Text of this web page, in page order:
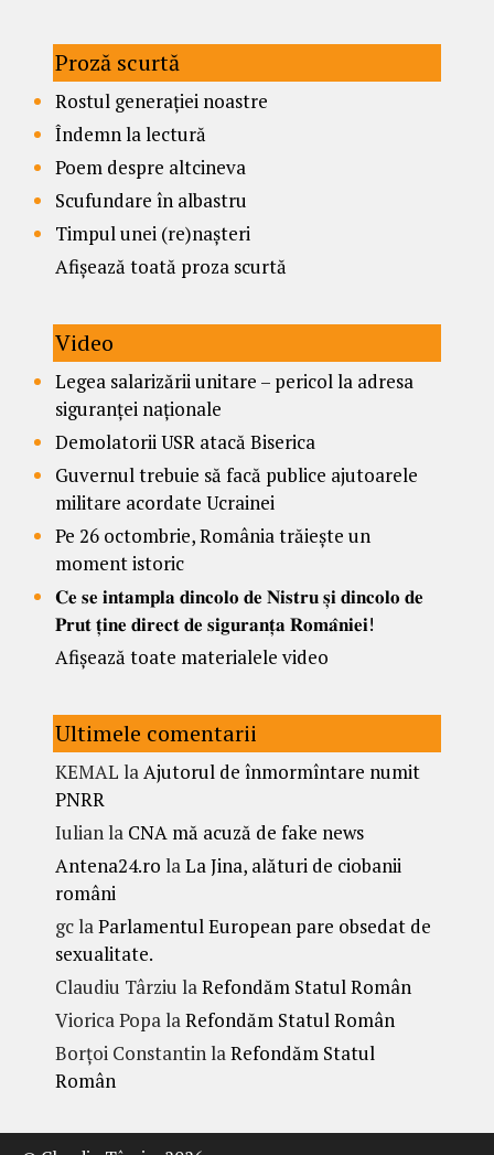
Proză scurtă
Rostul generației noastre
Îndemn la lectură
Poem despre altcineva
Scufundare în albastru
Timpul unei (re)nașteri
Afișează toată proza scurtă
Video
Legea salarizării unitare – pericol la adresa
siguranței naționale
Demolatorii USR atacă Biserica
Guvernul trebuie să facă publice ajutoarele
militare acordate Ucrainei
Pe 26 octombrie, România trăiește un
moment istoric
𝐂𝐞 𝐬𝐞 𝐢𝐧𝐭𝐚𝐦𝐩𝐥𝐚 𝐝𝐢𝐧𝐜𝐨𝐥𝐨 𝐝𝐞 𝐍𝐢𝐬𝐭𝐫𝐮 𝐬̦𝐢 𝐝𝐢𝐧𝐜𝐨𝐥𝐨 𝐝𝐞
𝐏𝐫𝐮𝐭 𝐭̦𝐢𝐧𝐞 𝐝𝐢𝐫𝐞𝐜𝐭 𝐝𝐞 𝐬𝐢𝐠𝐮𝐫𝐚𝐧𝐭̦𝐚 𝐑𝐨𝐦𝐚̂𝐧𝐢𝐞𝐢!
Afișează toate materialele video
Ultimele comentarii
KEMAL laAjutorul de înmormîntare numit
PNRR
Iulianla CNA mă acuză de fake news
Antena24.ro laLa Jina, alături de ciobanii
români
gclaParlamentul European pare obsedat de
sexualitate.
Claudiu Târziu laRefondăm Statul Român
Viorica PopalaRefondăm Statul Român
Borțoi ConstantinlaRefondăm Statul
Român